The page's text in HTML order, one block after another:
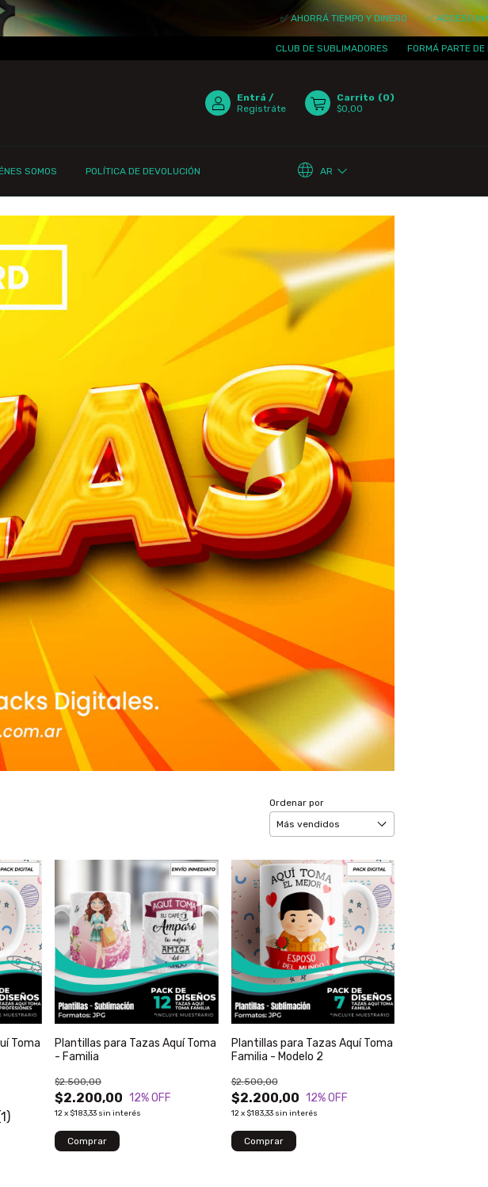
✅ AHORRÁ TIEMPO Y DINERO ✅ ACCESO INMEDIATO
CLUB DE SUBLIMADORES FORMÁ PARTE DE LA
Entrá /
Registráte
Carrito (0)
$0,00
SOMOS POLÍTICA DE DEVOLUCIÓN AR
Ordenar por
Toma
Plantillas para Tazas Aquí Toma
- Familia
$2.200,00
$2.500,00
12% OFF
12x $183,33 sin interés
Plantillas para Tazas Aquí Toma
Familia - Modelo 2
$2.200,00
$2.500,00
12% OFF
12 x $183,33 sin interés